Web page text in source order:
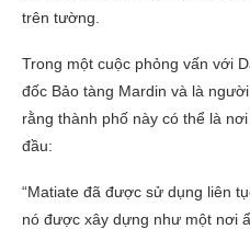
trên tường.
Trong một cuộc phỏng vấn với
đốc Bảo tàng Mardin và là
rằng thành phố này có thể là
đầu:
“Matiate đã được sử dụng liên
nó được xây dựng như một nơi